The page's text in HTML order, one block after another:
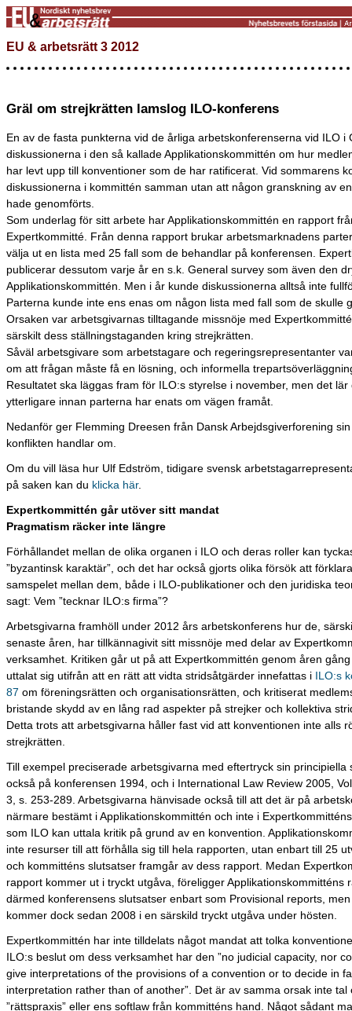
EU & arbetsrätt 3 2012
Gräl om strejkrätten lamslog ILO-konferens
En av de fasta punkterna vid de årliga arbetskonferenserna vid ILO i
diskussionerna i den så kallade Applikationskommittén om hur
har levt upp till konventioner som de har ratificerat. Vid sommarens
diskussionerna i kommittén samman utan att någon granskning av
hade genomförts.
Som underlag för sitt arbete har Applikationskommittén en rapport
Expertkommitté. Från denna rapport brukar arbetsmarknadens
välja ut en lista med 25 fall som de behandlar på konferensen.
publicerar dessutom varje år en s.k. General survey som även den
Applikationskommittén. Men i år kunde diskussionerna alltså inte
Parterna kunde inte ens enas om någon lista med fall som de skulle
Orsaken var arbetsgivarnas tilltagande missnöje med
särskilt dess ställningstaganden kring strejkrätten.
Såväl arbetsgivare som arbetstagare och regeringsrepresentanter
om att frågan måste få en lösning, och informella
Resultatet ska läggas fram för ILO:s styrelse i november, men det lär
ytterligare innan parterna har enats om vägen framåt.
Nedanför ger Flemming Dreesen från Dansk Arbejdsgiverforening
konflikten handlar om.
Om du vill läsa hur Ulf Edström, tidigare svensk
på saken kan du klicka här.
Expertkommittén går utöver sitt mandat
Pragmatism räcker inte längre
Förhållandet mellan de olika organen i ILO och deras roller kan
”byzantinsk karaktär”, och det har också gjorts olika försök att
samspelet mellan dem, både i ILO-publikationer och den juridiska
sagt: Vem ”tecknar ILO:s firma”?
Arbetsgivarna framhöll under 2012 års arbetskonferens hur de,
senaste åren, har tillkännagivit sitt missnöje med delar av
verksamhet. Kritiken går ut på att Expertkommittén genom åren
uttalat sig utifrån att en rätt att vidta stridsåtgärder innefattas i ILO:s
87 om föreningsrätten och organisationsrätten, och kritiserat
bristande skydd av en lång rad aspekter på strejker och kollektiva
Detta trots att arbetsgivarna håller fast vid att konventionen inte alls
strejkrätten.
Till exempel preciserade arbetsgivarna med eftertryck sin principiella
också på konferensen 1994, och i International Law Review 2005,
3, s. 253-289. Arbetsgivarna hänvisade också till att det är på
närmare bestämt i Applikationskommittén och inte i
som ILO kan uttala kritik på grund av en konvention.
inte resurser till att förhålla sig till hela rapporten, utan enbart till 25
och kommitténs slutsatser framgår av dess rapport. Medan
rapport kommer ut i tryckt utgåva, föreligger Applikationskommitténs
därmed konferensens slutsatser enbart som Provisional reports,
kommer dock sedan 2008 i en särskild tryckt utgåva under hösten.
Expertkommittén har inte tilldelats något mandat att tolka
ILO:s beslut om dess verksamhet har den ”no judicial capacity, nor
give interpretations of the provisions of a convention or to decide in
interpretation rather than of another”. Det är av samma orsak inte tal
”rättspraxis” eller ens softlaw från kommitténs hand. Något sådant